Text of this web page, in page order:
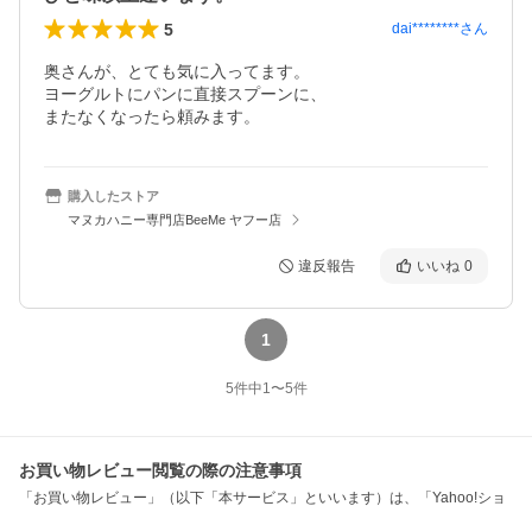
5 dai********さん
奥さんが、とても気に入ってます。
ヨーグルトにパンに直接スプーンに、
購入したストア
マヌカハニー専門店BeeMe ヤフー店
違反報告 いいね 0
1
5件中1〜5件
お買い物レビュー閲覧の際の注意事項
「お買い物レビュー」（以下「本サービス」といいます）は、「Yahoo!ショ